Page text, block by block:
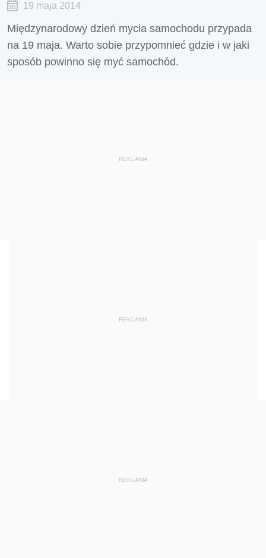
19 maja 2014
Międzynarodowy dzień mycia samochodu przypada
na 19 maja. Warto sobie przypomnieć gdzie i w jaki
sposób powinno się myć samochód.
REKLAMA
REKLAMA
REKLAMA